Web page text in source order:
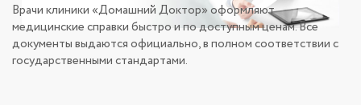
Врачи клиники «Домашний Доктор» оформляют
медицинские справки быстро и по доступным ценам. Все
документы выдаются официально, в полном соответствии с
государственными стандартами.